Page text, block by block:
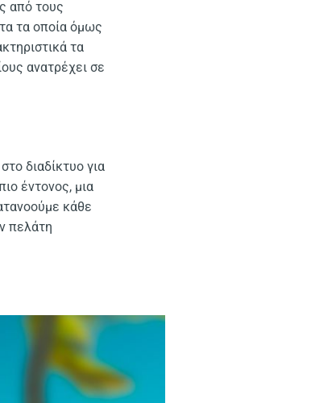
από τους
τα οποία όμως
τα
ανατρέχει σε
διαδίκτυο για
έντονος, μια
κάθε
πελάτη